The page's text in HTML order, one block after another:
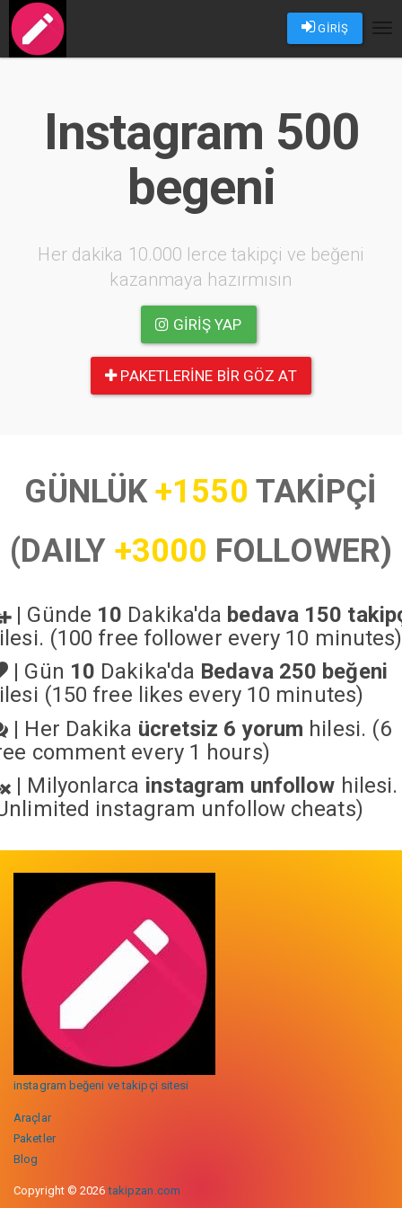
GİRİŞ
Instagram 500
begeni
Her dakika 10.000 lerce takipçi ve beğeni
kazanmaya hazırmısın
GIRIŞ YAP
PAKETLERINE BIR GÖZ AT
GÜNLÜK+1550 TAKİPÇİ
(DAILY +3000 FOLLOWER)
| Günde 10 Dakika'da bedava 150
(100 free follower every 10 minutes)
| Gün 10 Dakika'da Bedava 250 beğeni
(150 free likes every 10 minutes)
| Her Dakika ücretsiz 6 yorum hilesi. (6
comment every 1 hours)
| Milyonlarca instagram unfollow hilesi.
instagram unfollow cheats)
instagram beğeni ve takipçi sitesi
Araçlar
Paketler
Blog
Copyright © 2026takipzan.com